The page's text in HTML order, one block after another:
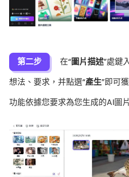
第二步 在“圖片描述”處鍵
想法、要求，并點選“產生”即可
功能依據您要求為您生成的AI圖